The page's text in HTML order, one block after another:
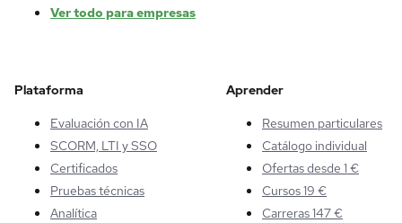
Ver todo para empresas
Plataforma
Evaluación con IA
SCORM, LTI y SSO
Certificados
Pruebas técnicas
Analítica
Aprender
Resumen particulares
Catálogo individual
Ofertas desde 1 €
Cursos 19 €
Carreras 147 €